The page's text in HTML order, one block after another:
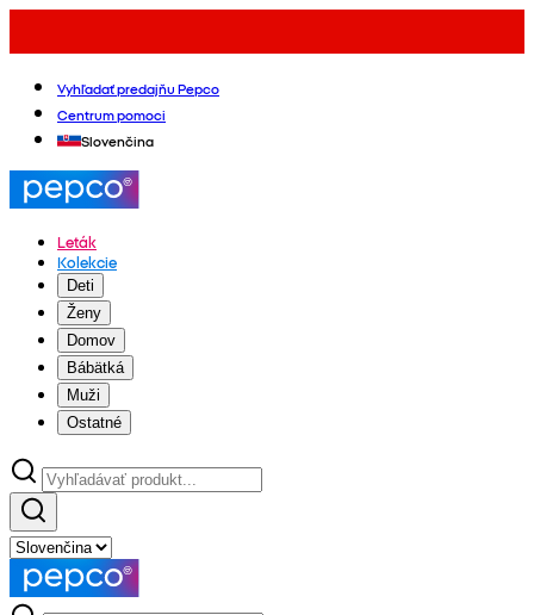
Vyhľadať predajňu Pepco
Centrum pomoci
Slovenčina
Leták
Kolekcie
Deti
Ženy
Domov
Bábätká
Muži
Ostatné